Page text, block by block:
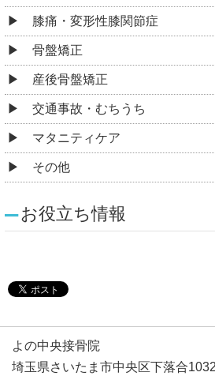
膝痛・変形性膝関節症
骨盤矯正
産後骨盤矯正
交通事故・むちうち
マタニティケア
その他
お役立ち情報
よの中央接骨院
埼玉県さいたま市中央区下落合1032